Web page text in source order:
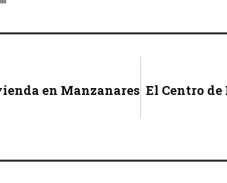
en Manzanares El Centro de